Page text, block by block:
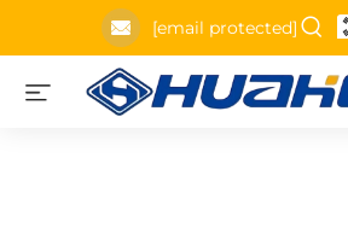
[email protected]